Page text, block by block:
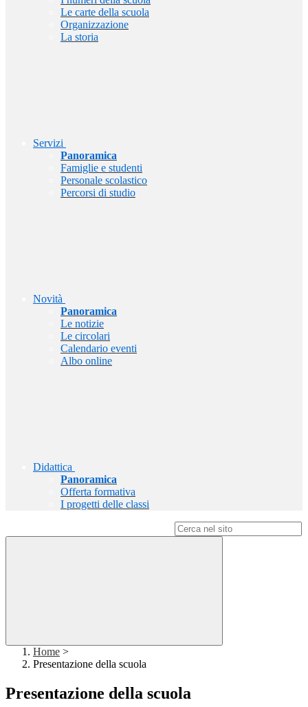
Le carte della scuola
Organizzazione
La storia
Servizi
Panoramica
Famiglie e studenti
Personale scolastico
Percorsi di studio
Novità
Panoramica
Le notizie
Le circolari
Calendario eventi
Albo online
Didattica
Panoramica
Offerta formativa
I progetti delle classi
Home >
Presentazione della scuola
Presentazione della scuola